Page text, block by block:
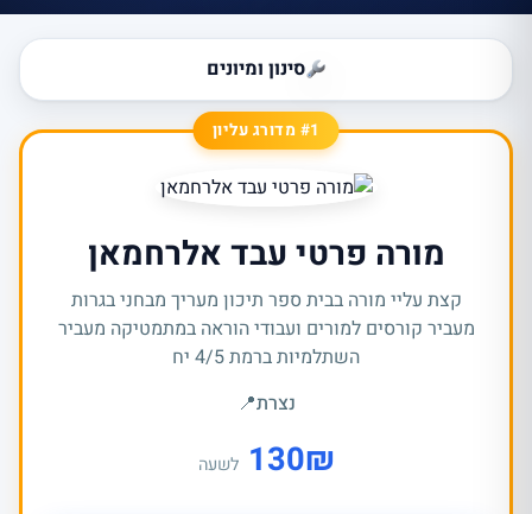
סינון ומיונים
#1 מדורג עליון
מורה פרטי עבד אלרחמאן
קצת עליי מורה בבית ספר תיכון מעריך מבחני בגרות
מעביר קורסים למורים ועבודי הוראה במתמטיקה מעביר
השתלמיות ברמת 4/5 יח
נצרת📍
₪
130 לשעה